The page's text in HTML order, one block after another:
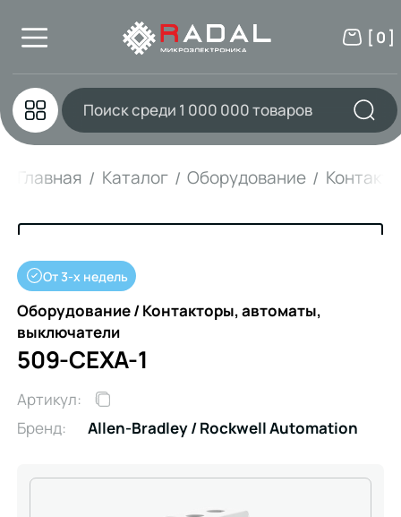
[ 0 ]
Главная Каталог Оборудование
От 3-х недель
Оборудование / Контакторы, автоматы,
выключатели
509-CEXA-1
Артикул:
Бренд:
Allen-Bradley / Rockwell Automation